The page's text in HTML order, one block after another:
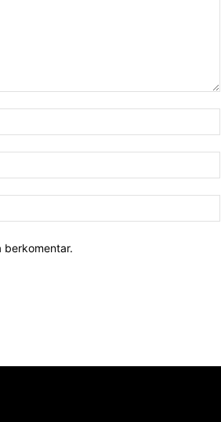
berkomentar.